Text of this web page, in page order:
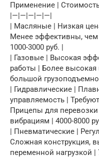
Применение |
|—|—|—|—|—|
| Масляные | Низкая
Менее эффективны,
1000-3000 руб. |
| Газовые | Высокая
работы | Более
большой
| Гидравлические |
управляемость |
Прицепы для перевозки
вибрациям | 4000-8000
| Пневматические |
Сложная конструкция,
переменной нагрузкой |